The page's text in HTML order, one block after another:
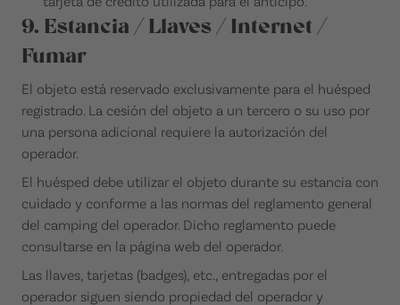
9. Estancia / Llaves / Internet /
Fumar
El objeto está reservado exclusivamente para el huésped
registrado. La cesión del objeto a un tercero o su uso por
una persona adicional requiere la autorización del
operador.
El huésped debe utilizar el objeto durante su estancia con
cuidado y conforme a las normas del reglamento general
del camping del operador. Dicho reglamento puede
consultarse en la página web del operador.
Las llaves, tarjetas (badges), etc., entregadas por el
operador siguen siendo propiedad del operador y